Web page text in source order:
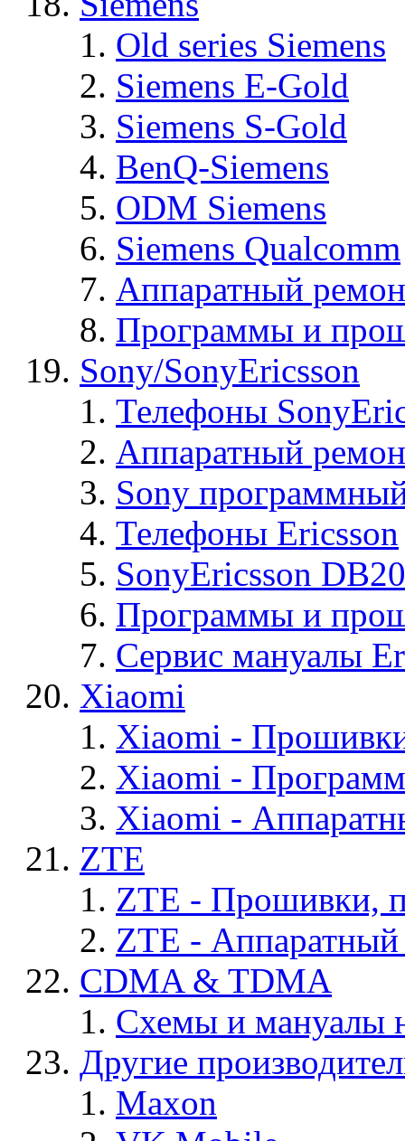
Old series Siemens
Siemens E-Gold
Siemens S-Gold
BenQ-Siemens
ODM Siemens
Siemens Qualcomm
Аппаратный
Программы и
Sony/SonyEricsson
Телефоны
Аппаратный
Sony
Телефоны Ericsson
SonyEricsson
Программы и
Сервис мануалы
Xiaomi
Xiaomi -
Xiaomi -
Xiaomi -
ZTE
ZTE - Прошивки,
ZTE -
CDMA & TDMA
Схемы и мануалы
Другие
Maxon